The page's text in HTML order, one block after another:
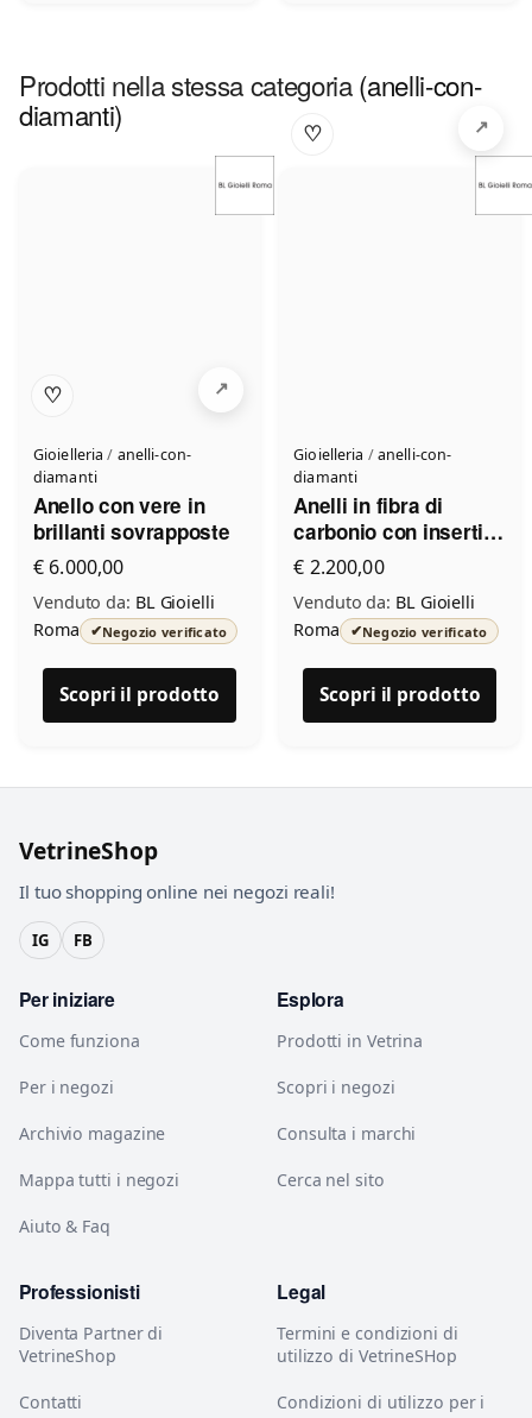
Prodotti nella stessa categoria(anelli-con-
diamanti)
♡
Gioielleria / anelli-con-
diamanti
Anello con vere in
brillanti sovrapposte
€ 6.000,00
Venduto da: BL Gioielli
Roma
✔Negozio verificato
Scopri il prodotto
♡
Gioielleria /anelli-con-
diamanti
Anelli in fibra di
carbonio con inserti in
oro giallo brillanti e
pietre naturali
€ 2.200,00
Venduto da: BL Gioielli
Roma
✔Negozio verificato
Scopri il prodotto
VetrineShop
Il tuo shopping online nei negozi reali!
IG FB
Per iniziare
Come funziona
Per i negozi
Archivio magazine
Mappa tutti i negozi
Aiuto & Faq
Esplora
Prodotti in Vetrina
Scopri i negozi
Consulta i marchi
Cerca nel sito
Professionisti
Diventa Partner di
VetrineShop
Contatti
Legal
Termini e condizioni di
utilizzo di VetrineSHop
Condizioni di utilizzo per i